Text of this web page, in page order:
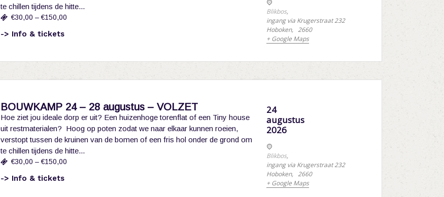
te chillen tijdens de hitte...
€30,00 – €150,00
-> Info & tickets
Blikbos,
ingang via Krugerstraat 232
Hoboken, 2660
+ Google Maps
BOUWKAMP 24 – 28 augustus – VOLZET
Hoe ziet jou ideale dorp er uit? Een huizenhoge torenflat of een Tiny house
uit restmaterialen? Hoog op poten zodat we naar elkaar kunnen roeien,
verstopt tussen de kruinen van de bomen of een fris hol onder de grond om
te chillen tijdens de hitte...
€30,00 – €150,00
-> Info & tickets
24
augustus
2026
Blikbos,
ingang via Krugerstraat 232
Hoboken, 2660
+ Google Maps